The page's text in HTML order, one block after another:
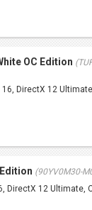
OC Edition
16, DirectX 12
(90YV0M30-
DirectX 12 Ultimate,